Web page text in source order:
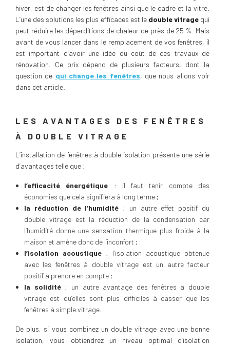
hiver, est de changer les fenêtres ainsi que le cadre et la vitre.
L’une des solutions les plus efficaces est le double vitrage qui
peut réduire les déperditions de chaleur de près de 25 %. Mais
avant de vous lancer dans le remplacement de vos fenêtres, il
est important d’avoir une idée du coût de ces travaux de
rénovation. Ce prix dépend de plusieurs facteurs, dont la
question de qui change les fenêtres, que nous allons voir
dans cet article.
LES AVANTAGES DES FENÊTRES
À DOUBLE VITRAGE
L’installation de fenêtres à double isolation présente une série
d’avantages telle que :
l’efficacité énergétique : il faut tenir compte des
économies que cela signifiera à long terme ;
la réduction de l’humidité : un autre effet positif du
double vitrage est la réduction de la condensation car
l’humidité donne une sensation thermique plus froide à la
maison et amène donc de l’inconfort ;
l’isolation acoustique : l’isolation acoustique obtenue
avec les fenêtres à double vitrage est un autre facteur
positif à prendre en compte ;
la solidité : un autre avantage des fenêtres à double
vitrage est qu’elles sont plus difficiles à casser que les
fenêtres à simple vitrage.
De plus, si vous combinez un double vitrage avec une bonne
isolation, vous obtiendrez un niveau optimal d’isolation